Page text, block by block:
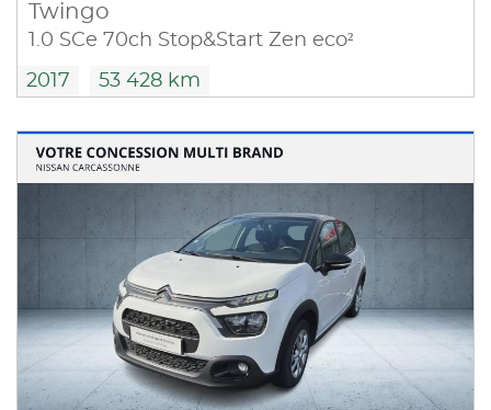
Twingo
1.0 SCe 70ch Stop&Start Zen eco²
2017 53 428 km